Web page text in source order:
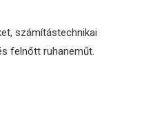
számítástechnikai
felnőtt ruhaneműt.